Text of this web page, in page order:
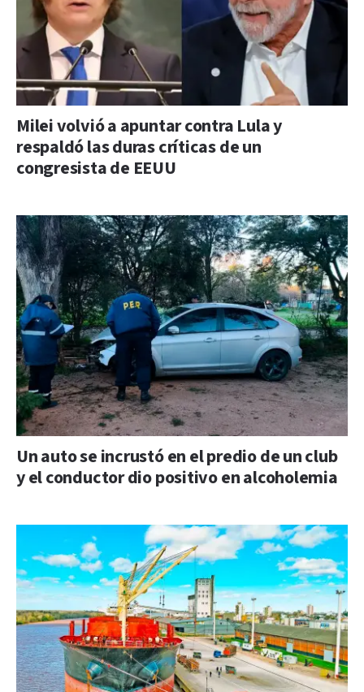
Milei volvió a apuntar contra Lula y
respaldó las duras críticas de un
congresista de EEUU
Un auto se incrustó en el predio de un club
y el conductor dio positivo en alcoholemia